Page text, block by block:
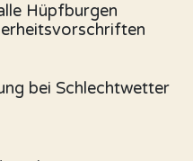
Hüpfburgen
bei Schlechtwetter